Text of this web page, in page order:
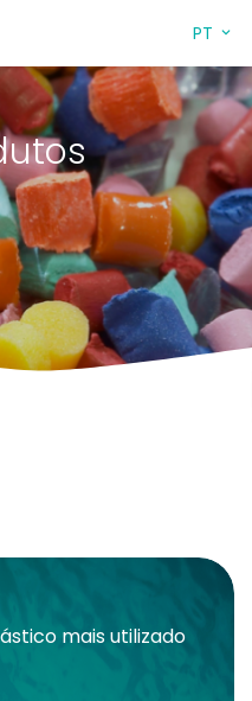
PT
mais utilizado